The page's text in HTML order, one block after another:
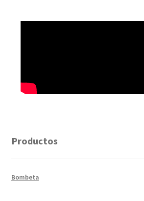
Productos
Bombeta